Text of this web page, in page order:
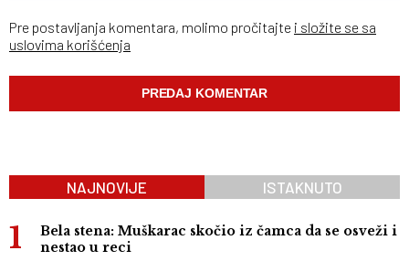
Pre postavljanja komentara, molimo pročitajte i složite se sa
uslovima korišćenja
NAJNOVIJE ISTAKNUTO
Bela stena: Muškarac skočio iz čamca da se osveži i
nestao u reci